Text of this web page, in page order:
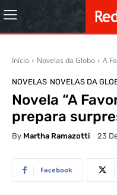
Início Novelas da Globo A
NOVELAS NOVELAS DA
Novela “A
prepara
By Martha Ramazotti 23
Facebook